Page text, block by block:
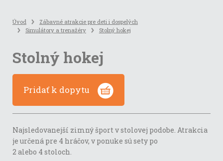
Úvod
Zábavné atrakcie pre deti i dospelých
Simulátory a trenažéry
Stolný hokej
Stolný hokej
Pridať k dopytu
Najsledovanejší zimný šport v stolovej podobe. Atrakcia
je určená pre 4 hráčov, v ponuke sú sety po
2 alebo 4 stoloch.